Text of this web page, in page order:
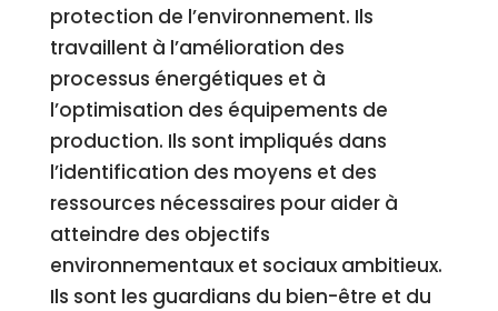
protection de l’environnement. Ils
travaillent à l’amélioration des
processus énergétiques et à
l’optimisation des équipements de
production. Ils sont impliqués dans
l’identification des moyens et des
ressources nécessaires pour aider à
atteindre des objectifs
environnementaux et sociaux ambitieux.
Ils sont les guardians du bien-être et du